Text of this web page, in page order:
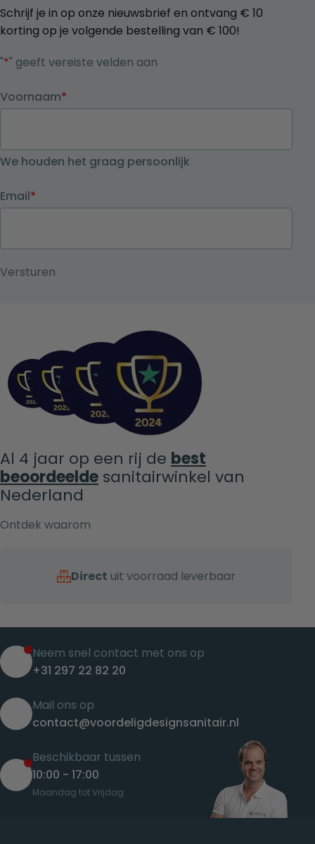
Schrijf je in op onze nieuwsbrief en ontvang € 10
korting op je volgende bestelling van € 100!
"*" geeft vereiste velden aan
Voornaam*
We houden het graag persoonlijk
Email*
Al 4 jaar op een rij de best
beoordeelde sanitairwinkel van
Nederland
Ontdek waarom
Direct uit voorraad leverbaar
Neem snel contact met ons op
+31 297 22 82 20
Mail ons op
contact@voordeligdesignsanitair.nl
Beschikbaar tussen
10:00 - 17:00
Maandag tot Vrijdag